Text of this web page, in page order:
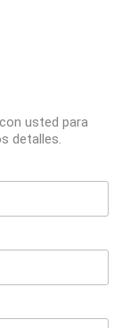
usted para
detalles.